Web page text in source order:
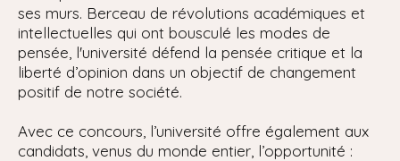
ses murs. Berceau de révolutions académiques et
intellectuelles qui ont bousculé les modes de
pensée, l'université défend la pensée critique et la
liberté d’opinion dans un objectif de changement
positif de notre société.
Avec ce concours, l’université offre également aux
candidats, venus du monde entier, l’opportunité :